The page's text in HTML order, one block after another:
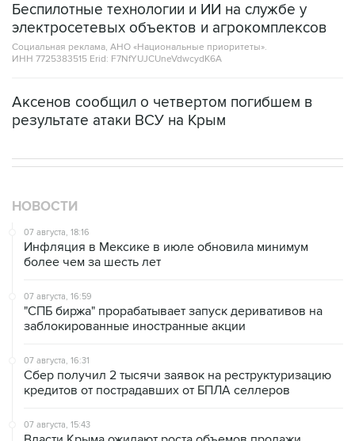
Беспилотные технологии и ИИ на службе у
электросетевых объектов и агрокомплексов
Социальная реклама, АНО «Национальные приоритеты».
ИНН 7725383515 Erid: F7NfYUJCUneVdwcydK6A
Аксенов сообщил о четвертом погибшем в
результате атаки ВСУ на Крым
НОВОСТИ
07 августа, 18:16
Инфляция в Мексике в июле обновила минимум
более чем за шесть лет
07 августа, 16:59
"СПБ биржа" прорабатывает запуск деривативов на
заблокированные иностранные акции
07 августа, 16:31
Сбер получил 2 тысячи заявок на реструктуризацию
кредитов от пострадавших от БПЛА селлеров
07 августа, 15:43